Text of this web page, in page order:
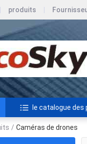
produits
le catalogue des
/ Caméras de drones